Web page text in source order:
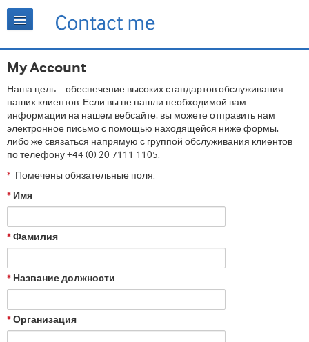
My Account
Наша цель – обеспечение высоких стандартов обслуживания
наших клиентов. Если вы не нашли необходимой вам
информации на нашем вебсайте, вы можете отправить нам
электронное письмо с помощью находящейся ниже формы,
либо же связаться напрямую с группой обслуживания клиентов
по телефону +44 (0) 20 7111 1105.
* Помечены обязательные поля.
* Имя
* Фамилия
* Название должности
* Организация